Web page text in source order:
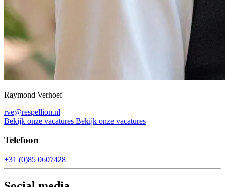
Raymond Verhoef
rve@respellion.nl
Bekijk onze vacatures Bekijk onze vacatures
Telefoon
+31 (0)85 0607428